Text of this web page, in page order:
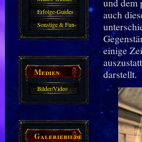
Erfolge-Guides
Sonstige & Fun-
Guides
Medien
Bilder/Video
Galeriebilder
und dem
auch
einige
darstellt.